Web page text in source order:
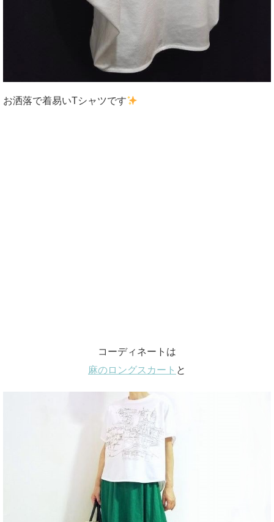
お洒落で着易いTシャツです
コーディネートは
麻のロングスカート と